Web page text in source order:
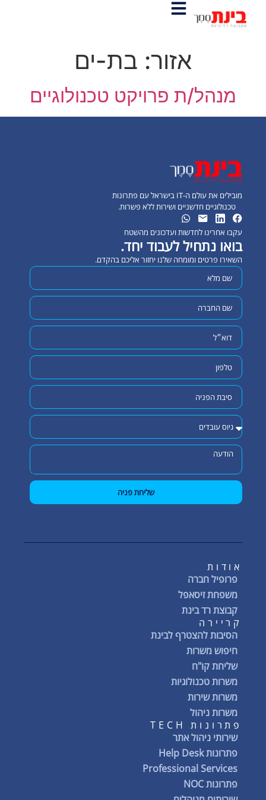
אזור: בת-ים
מנהל/ת פרויקט טכנולוגיים
מובילים את עולם ה-IT בישראל עם פתרונות
טכנולוגיים חדשניים ושירות ללא פשרות.
עקבו אחרינו לחדשות ועדכונים מהשטח
בואו נתחיל לעבוד יחד.
השאירו פרטים ומומחה שלנו יחזור אליכם בהקדם.
שליחת פניה
אודות
פרופיל חברה
משפחת זיסאפל
קבוצת רד בינת
קריירה
הסיבות להצטרף לבינת
חיפוש משרות
שליחת קו"ח
משרות טכנולוגיות
משרות שירות
משרות ניהול
פתרונות TECH
שירותי ניהול אתר
פתרונות Help Desk
Professional Services
פתרונות NOC